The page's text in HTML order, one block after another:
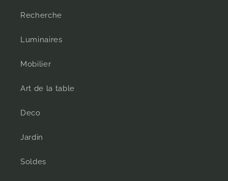
Recherche
Luminaires
Mobilier
Art de la table
Deco
Jardin
Soldes